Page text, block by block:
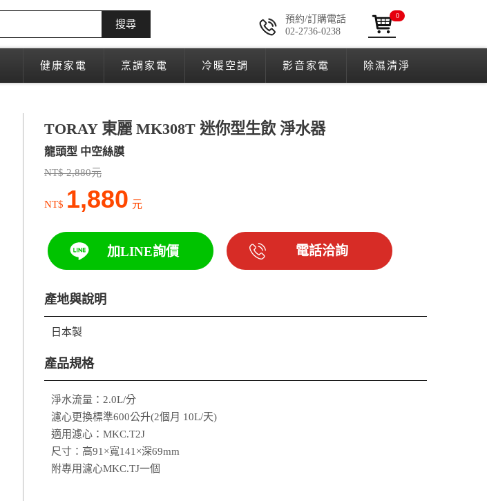
搜尋
預約/訂購電話
02-2736-0238
0
健康家電 烹調家電 冷暖空調 影音家電 除濕清淨
TORAY 東麗 MK308T 迷你型生飲 淨水器
龍頭型 中空絲膜
NT$ 2,880元
NT$ 1,880 元
加LINE詢價 電話洽詢
產地與說明
日本製
產品規格
淨水流量：2.0L/分
濾心更換標準600公升(2個月 10L/天)
適用濾心：MKC.T2J
尺寸：高91×寬141×深69mm
附專用濾心MKC.TJ一個